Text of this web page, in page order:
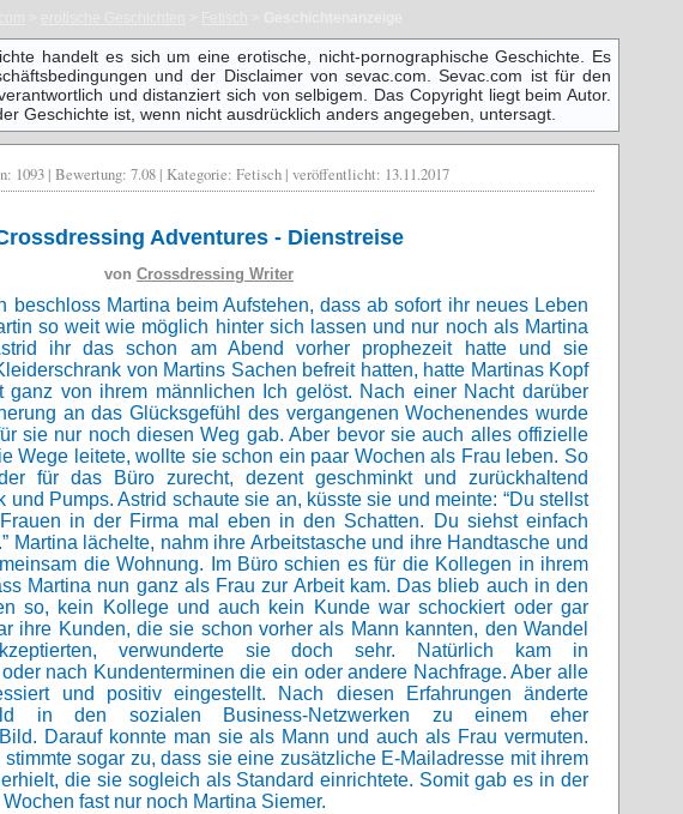
handelt es sich um eine erotische, nicht-pornographische Geschichte. Es
und der Disclaimer von sevac.com. Sevac.com ist für den
und distanziert sich von selbigem. Das Copyright liegt beim Autor.
Geschichte ist, wenn nicht ausdrücklich anders angegeben, untersagt.
1093 | Bewertung: 7.08 | Kategorie: Fetisch | veröffentlicht: 13.11.2017
Adventures - Dienstreise
von Crossdressing Writer
beschloss Martina beim Aufstehen, dass ab sofort ihr neues Leben
so weit wie möglich hinter sich lassen und nur noch als Martina
ihr das schon am Abend vorher prophezeit hatte und sie
von Martins Sachen befreit hatten, hatte Martinas Kopf
ganz von ihrem männlichen Ich gelöst. Nach einer Nacht darüber
an das Glücksgefühl des vergangenen Wochenendes wurde
sie nur noch diesen Weg gab. Aber bevor sie auch alles offizielle
Wege leitete, wollte sie schon ein paar Wochen als Frau leben. So
für das Büro zurecht, dezent geschminkt und zurückhaltend
und Pumps. Astrid schaute sie an, küsste sie und meinte: “Du stellst
in der Firma mal eben in den Schatten. Du siehst einfach
Martina lächelte, nahm ihre Arbeitstasche und ihre Handtasche und
die Wohnung. Im Büro schien es für die Kollegen in ihrem
Martina nun ganz als Frau zur Arbeit kam. Das blieb auch in den
so, kein Kollege und auch kein Kunde war schockiert oder gar
ihre Kunden, die sie schon vorher als Mann kannten, den Wandel
verwunderte sie doch sehr. Natürlich kam in
nach Kundenterminen die ein oder andere Nachfrage. Aber alle
und positiv eingestellt. Nach diesen Erfahrungen änderte
in den sozialen Business-Netzwerken zu einem eher
Darauf konnte man sie als Mann und auch als Frau vermuten.
sogar zu, dass sie eine zusätzliche E-Mailadresse mit ihrem
die sie sogleich als Standard einrichtete. Somit gab es in der
fast nur noch Martina Siemer.